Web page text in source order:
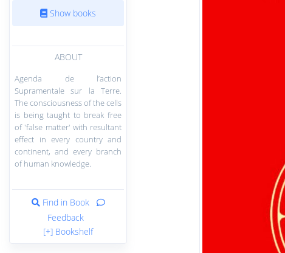
Show books
ABOUT
Agenda de l’action
Supramentale sur la Terre.
The consciousness of the cells
is being taught to break free
of 'false matter' with resultant
effect in every country and
continent, and every branch
of human knowledge.
Find in Book
Feedback
[+] Bookshelf